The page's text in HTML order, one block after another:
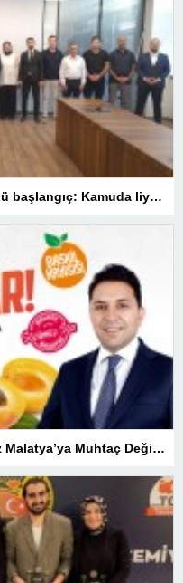
TÜRKAV Elazığ Şubesi’nden güçlü başlangıç: Kamuda liyakatin en gür sesi olacağız
Almazlarsa Almasınlar; Baskilimiz Malatya’ya Muhtaç Değildir